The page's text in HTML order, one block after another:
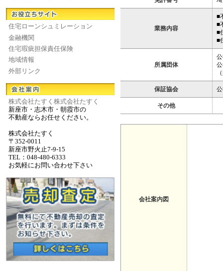
住宅ローンシュミレーション
金融機関
住宅瑕疵担保責任保険
地域情報
外部リンク
株式会社たすく株式会社たすく
新座市・志木市・朝霞市の
不動産ならお任せください。
株式会社たすく
〒352-0011
新座市野火止7-9-15
TEL：048-480-6333
お気軽にお問い合わせ下さい
業務内容
■
■
■
■
所属団体
保証協会
その他
会社案内図